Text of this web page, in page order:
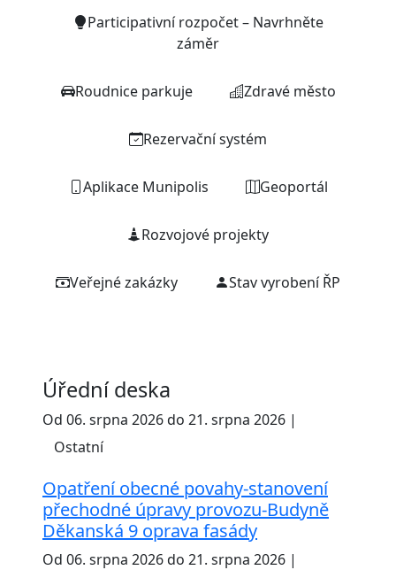
Participativní rozpočet – Navrhněte
záměr
Roudnice parkuje Zdravé město
Rezervační systém
Aplikace Munipolis Geoportál
Rozvojové projekty
Veřejné zakázky Stav vyrobení ŘP
Úřední deska
Od 06. srpna 2026 do 21. srpna 2026 |
Ostatní
Opatření obecné povahy-stanovení
přechodné úpravy provozu-Budyně
Děkanská 9 oprava fasády
Od 06. srpna 2026 do 21. srpna 2026 |